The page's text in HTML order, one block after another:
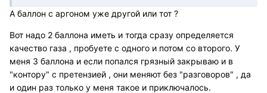
А баллон с аргоном уже другой или тот ?
Вот надо 2 баллона иметь и тогда сразу определяется
качество газа , пробуете с одного и потом со второго. У
меня 3 баллона и если попался грязный закрываю и в
"контору" с претензией , они меняют без "разговоров" , да
и один раз только у меня такое и приключалось.